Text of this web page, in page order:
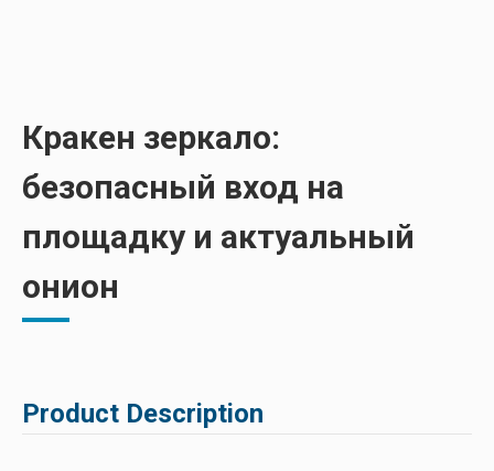
Кракен зеркало:
безопасный вход на
площадку и актуальный
онион
Product Description